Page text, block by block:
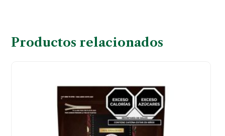
Productos relacionados